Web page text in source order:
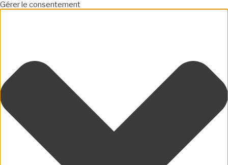
Gérer le consentement